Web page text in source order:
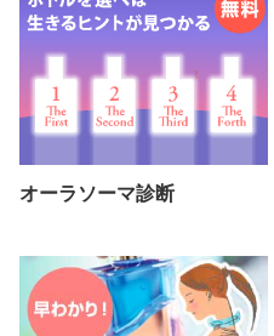
オーラソーマ診断